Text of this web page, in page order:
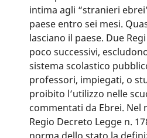
intima agli “stranieri
paese entro sei mesi.
lasciano il paese. Due
poco successivi,
sistema scolastico
professori, impiegati, o
proibito l’utilizzo nelle
commentati da Ebrei. Nel
Regio Decreto Legge n.